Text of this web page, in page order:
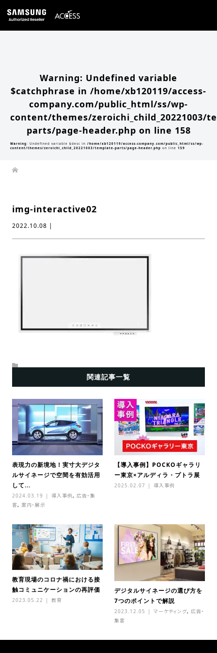
Warning : Attempt to read property "slug" on null in
company.com/public_html/ss/wp-content/themes/zeroichi_child_20221003/single.php
Warning: Undefined variable
$catchphrase in /home/xb120119/access-
company.com/public_html/ss/wp-
content/themes/zeroichi_child_20221003/
parts/page-header.php on line 158
Warning: Undefined variable $desc in /home/xb120119/access-company.com/public_html/ss/wp-
content/themes/zeroichi_child_20221003/template-parts/page-header.php on line 159
img-interactive02
2022.10.08 |
関連記事一覧
表現力の新境地！実寸大デジタ
ルサイネージで空間を有効活用
して...
2024.03.19 導入事例, 広告・集
客, 案内・展示
【導入事例】POCKOギャラリ
ー東京×アルディラ・プトラ展
2025.02.07 導入事例
教育現場のコロナ禍における接
触コミュニケーションの再評価
2023.05.22 教育
デジタルサイネージの選び方を
7つのポイントで解説
2023.12.05 マーケティング,広告・
集客